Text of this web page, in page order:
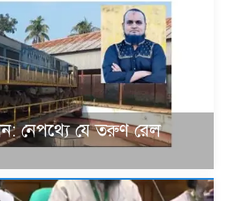
নেপথ্যে যে তরুণ রেল